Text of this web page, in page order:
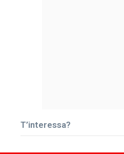
T’interessa?